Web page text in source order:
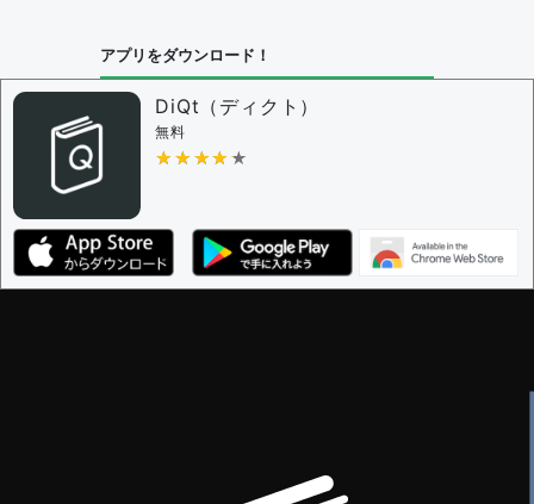
アプリをダウンロード！
DiQt（ディクト）
無料
★★★★★
★★★★★